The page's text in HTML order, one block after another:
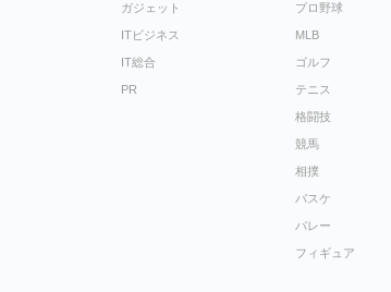
ガジェット
ITビジネス
IT総合
PR
プロ野球
MLB
ゴルフ
テニス
格闘技
競馬
相撲
バスケ
バレー
フィギュア